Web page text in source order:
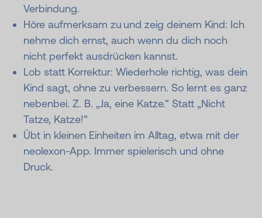
Verbindung.
Höre aufmerksam zu und zeig deinem Kind: Ich
nehme dich ernst, auch wenn du dich noch
nicht perfekt ausdrücken kannst.
Lob statt Korrektur: Wiederhole richtig, was dein
Kind sagt, ohne zu verbessern. So lernt es ganz
nebenbei. Z. B. „Ja, eine Katze.“ Statt „Nicht
Tatze, Katze!“
Übt in kleinen Einheiten im Alltag, etwa mit der
neolexon-App. Immer spielerisch und ohne
Druck.